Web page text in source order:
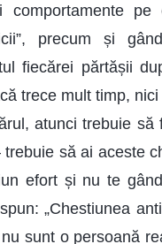
comportamente
precum și
fiecărei părtășii
trece mult timp,
atunci trebuie
să ai aceste
efort și nu te
„Chestiunea
sunt o persoană